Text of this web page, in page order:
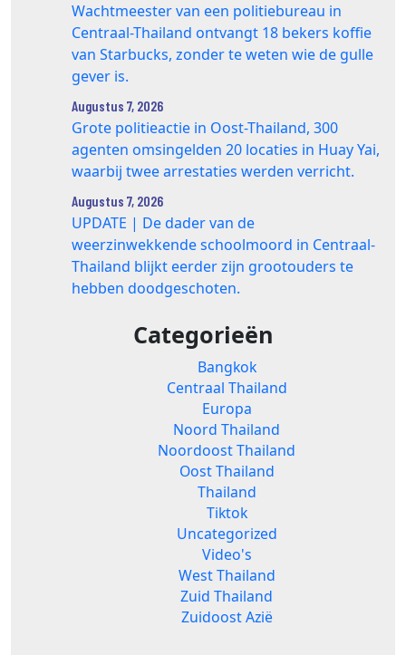
Wachtmeester van een politiebureau in
Centraal-Thailand ontvangt 18 bekers koffie
van Starbucks, zonder te weten wie de gulle
gever is.
Augustus 7, 2026
Grote politieactie in Oost-Thailand, 300
agenten omsingelden 20 locaties in Huay Yai,
waarbij twee arrestaties werden verricht.
Augustus 7, 2026
UPDATE | De dader van de
weerzinwekkende schoolmoord in Centraal-
Thailand blijkt eerder zijn grootouders te
hebben doodgeschoten.
Categorieën
Bangkok
Centraal Thailand
Europa
Noord Thailand
Noordoost Thailand
Oost Thailand
Thailand
Tiktok
Uncategorized
Video's
West Thailand
Zuid Thailand
Zuidoost Azië